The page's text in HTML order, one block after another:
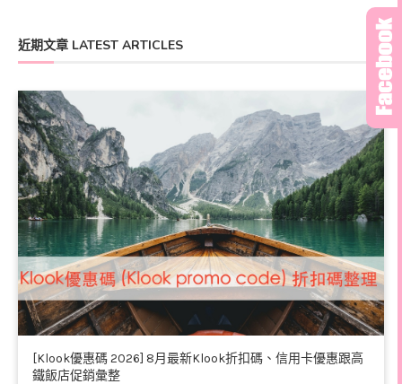
近期文章 LATEST ARTICLES
[Klook優惠碼 2026] 8月最新Klook折扣碼、信用卡優惠跟高
鐵飯店促銷彙整